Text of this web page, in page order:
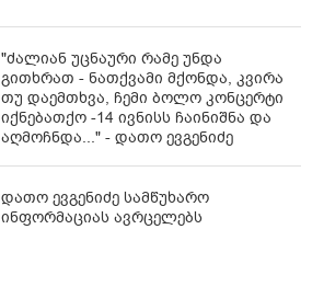
"ძალიან უცნაური რამე უნდა
გითხრათ - ნათქვამი მქონდა, კვირა
თუ დაემთხვა, ჩემი ბოლო კონცერტი
იქნებათქო -14 ივნისს ჩაინიშნა და
აღმოჩნდა..." - დათო ევგენიძე
დათო ევგენიძე სამწუხარო
ინფორმაციას ავრცელებს